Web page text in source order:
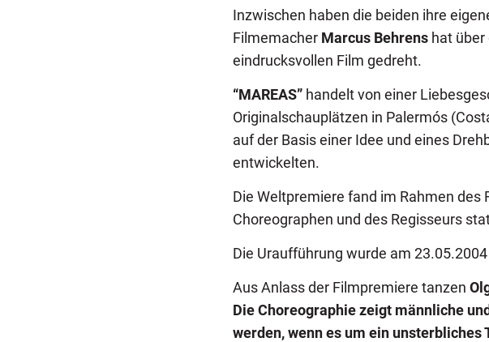
Inzwischen haben die beiden ihre
Filmemacher Marcus Behrens hat
eindrucksvollen Film gedreht.
“MAREAS” handelt von einer
Originalschauplätzen in Palermós
auf der Basis einer Idee und eines
entwickelten.
Die Weltpremiere fand im Rahmen
Choreographen und des Regisseurs
Die Uraufführung wurde am
Aus Anlass der Filmpremiere tanzen
Die Choreographie zeigt männliche
werden, wenn es um ein unsterbliches